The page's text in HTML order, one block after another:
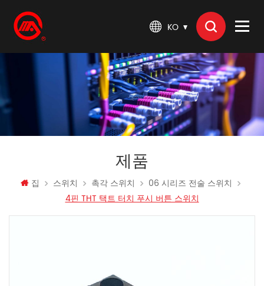
KO
제품
집 스위치 촉각 스위치
06 시리즈 전술 스위치
4핀 THT 택트 터치 푸시 버튼 스위치